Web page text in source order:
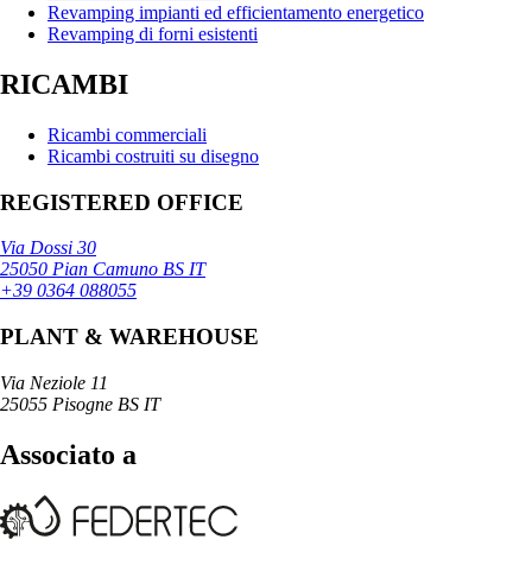
Revamping impianti ed efficientamento energetico
Revamping di forni esistenti
RICAMBI
Ricambi commerciali
Ricambi costruiti su disegno
REGISTERED OFFICE
Via Dossi 30
25050 Pian Camuno BS IT
+39 0364 088055
PLANT & WAREHOUSE
Via Neziole 11
25055 Pisogne BS IT
Associato a